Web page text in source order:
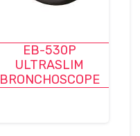
EB-530P
ULTRASLIM
BRONCHOSCOPE